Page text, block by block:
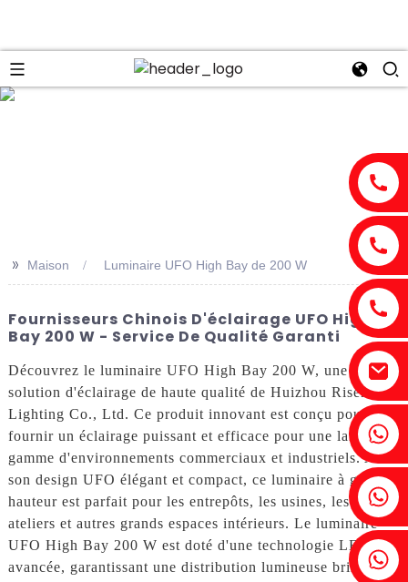
Fenia : +86 18607525299
Lierre : +86 18607522355
Tobin : +86 18818667168
>> Maison Luminaire UFO High Bay de 200 W
Fournisseurs Chinois D'éclairage UFO High
Bay 200 W - Service De Qualité Garanti
Découvrez le luminaire UFO High Bay 200 W, une
solution d'éclairage de haute qualité de Huizhou Risen
Lighting Co., Ltd. Ce produit innovant est conçu pour
fournir un éclairage puissant et efficace pour une large
gamme d'environnements commerciaux et industriels. Avec
son design UFO élégant et compact, ce luminaire à grande
hauteur est parfait pour les entrepôts, les usines, les
ateliers et autres grands espaces intérieurs. Le luminaire
UFO High Bay 200 W est doté d'une technologie LED
avancée, garantissant une distribution lumineuse brillante